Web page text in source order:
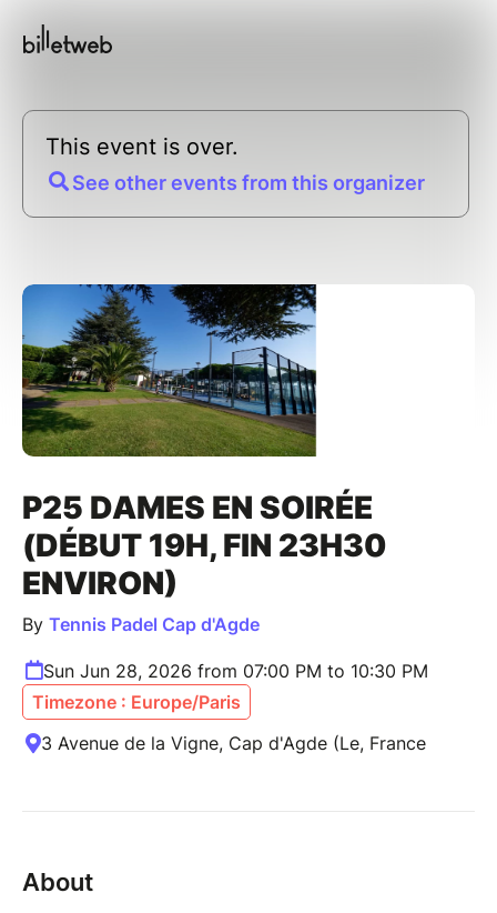
This event is over.
See other events from this organizer
P25 DAMES EN SOIRÉE
(DÉBUT 19H, FIN 23H30
ENVIRON)
By Tennis Padel Cap d'Agde
Sun Jun 28, 2026 from 07:00 PM to 10:30 PM
Timezone : Europe/Paris
3 Avenue de la Vigne, Cap d'Agde (Le, France
About